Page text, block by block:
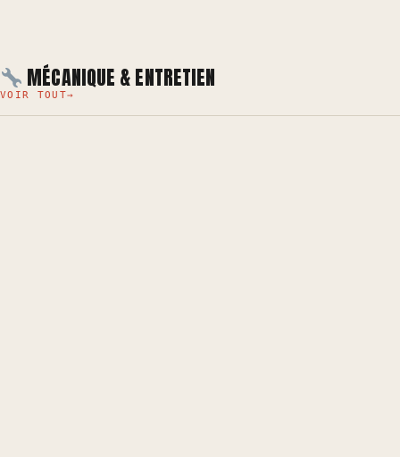
MÉCANIQUE & ENTRETIEN
VOIR TOUT→